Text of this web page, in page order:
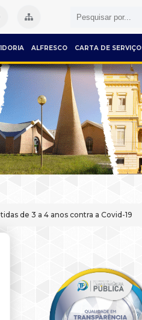
ALFRESCO CARTA DE
de 3 a 4 anos contra a Covid-19